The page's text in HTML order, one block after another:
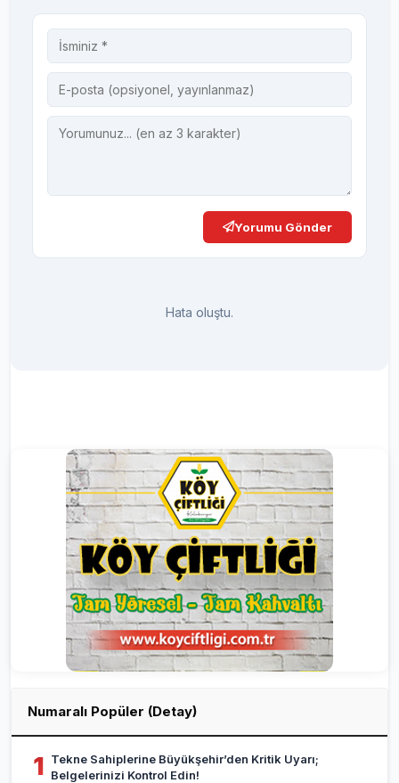
Yorumu Gönder
Hata oluştu.
Numaralı Popüler (Detay)
1 Tekne Sahiplerine Büyükşehir’den Kritik Uyarı;
Belgelerinizi Kontrol Edin!